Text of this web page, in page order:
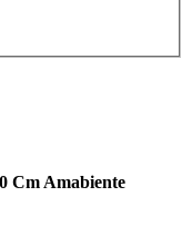
Cm Amabiente